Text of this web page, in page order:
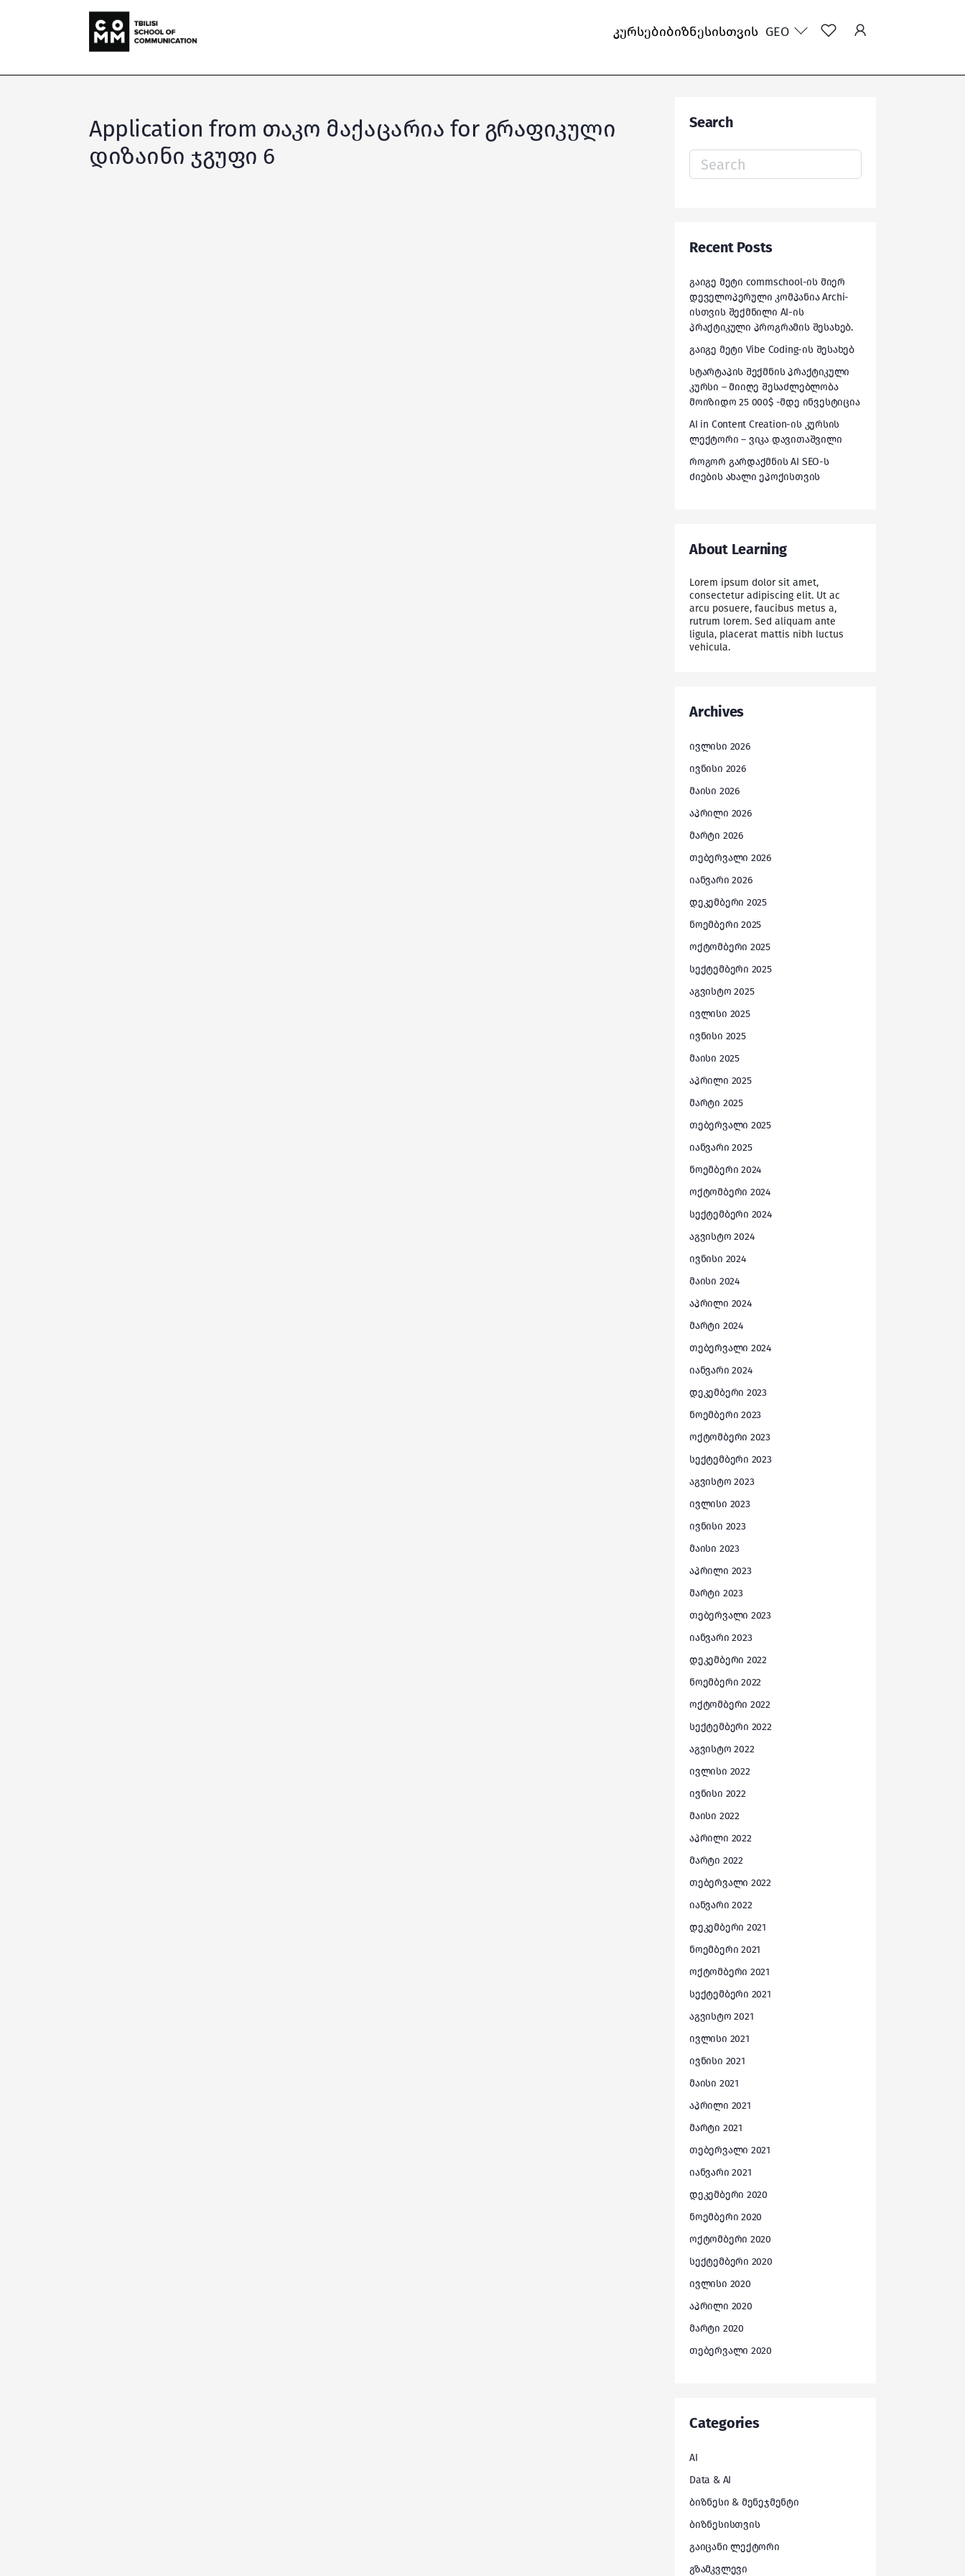
კურსებიბიზნესისთვის GEO
Application from თაკო მაქაცარია for გრაფიკული
დიზაინი ჯგუფი 6
Search
Search
for:
Recent Posts
გაიგე მეტი commschool-ის მიერ
დეველოპერული კომპანია Archi-
ისთვის შექმნილი AI-ის
პრაქტიკული პროგრამის შესახებ.
გაიგე მეტი Vibe Coding-ის შესახებ
სტარტაპის შექმნის პრაქტიკული
კურსი – მიიღე შესაძლებლობა
მოიზიდო 25 000$ -მდე ინვესტიცია
AI in Content Creation-ის კურსის
ლექტორი – ვიკა დავითაშვილი
როგორ გარდაქმნის AI SEO-ს
ძიების ახალი ეპოქისთვის
About Learning
Lorem ipsum dolor sit amet,
consectetur adipiscing elit. Ut ac
arcu posuere, faucibus metus a,
rutrum lorem. Sed aliquam ante
ligula, placerat mattis nibh luctus
vehicula.
Archives
ივლისი 2026
ივნისი 2026
მაისი 2026
აპრილი 2026
მარტი 2026
თებერვალი 2026
იანვარი 2026
დეკემბერი 2025
ნოემბერი 2025
ოქტომბერი 2025
სექტემბერი 2025
აგვისტო 2025
ივლისი 2025
ივნისი 2025
მაისი 2025
აპრილი 2025
მარტი 2025
თებერვალი 2025
იანვარი 2025
ნოემბერი 2024
ოქტომბერი 2024
სექტემბერი 2024
აგვისტო 2024
ივნისი 2024
მაისი 2024
აპრილი 2024
მარტი 2024
თებერვალი 2024
იანვარი 2024
დეკემბერი 2023
ნოემბერი 2023
ოქტომბერი 2023
სექტემბერი 2023
აგვისტო 2023
ივლისი 2023
ივნისი 2023
მაისი 2023
აპრილი 2023
მარტი 2023
თებერვალი 2023
იანვარი 2023
დეკემბერი 2022
ნოემბერი 2022
ოქტომბერი 2022
სექტემბერი 2022
აგვისტო 2022
ივლისი 2022
ივნისი 2022
მაისი 2022
აპრილი 2022
მარტი 2022
თებერვალი 2022
იანვარი 2022
დეკემბერი 2021
ნოემბერი 2021
ოქტომბერი 2021
სექტემბერი 2021
აგვისტო 2021
ივლისი 2021
ივნისი 2021
მაისი 2021
აპრილი 2021
მარტი 2021
თებერვალი 2021
იანვარი 2021
დეკემბერი 2020
ნოემბერი 2020
ოქტომბერი 2020
სექტემბერი 2020
ივლისი 2020
აპრილი 2020
მარტი 2020
თებერვალი 2020
Categories
AI
Data & AI
ბიზნესი & მენეჯმენტი
ბიზნესისთვის
გაიცანი ლექტორი
გზამკვლევი